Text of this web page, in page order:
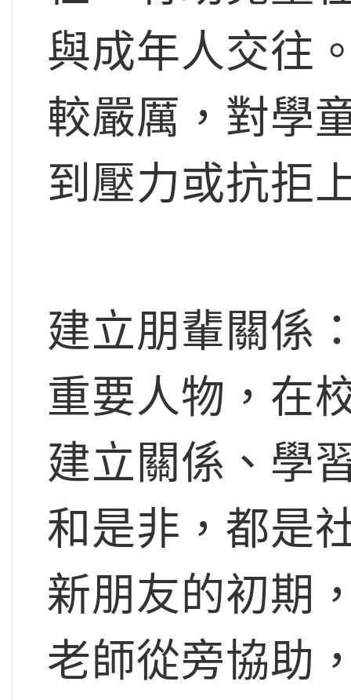
與成年人交往
較嚴厲，對學
到壓力或抗拒
建立朋輩關係
重要人物，在
建立關係、學
和是非，都是
新朋友的初期
老師從旁協助